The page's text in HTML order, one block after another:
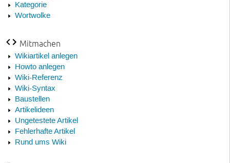
Kategorie
Wortwolke
Mitmachen
Wikiartikel anlegen
Howto anlegen
Wiki-Referenz
Wiki-Syntax
Baustellen
Artikelideen
Ungetestete Artikel
Fehlerhafte Artikel
Rund ums Wiki